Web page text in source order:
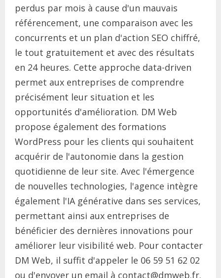
perdus par mois à cause d'un mauvais
référencement, une comparaison avec les
concurrents et un plan d'action SEO chiffré,
le tout gratuitement et avec des résultats
en 24 heures. Cette approche data-driven
permet aux entreprises de comprendre
précisément leur situation et les
opportunités d'amélioration. DM Web
propose également des formations
WordPress pour les clients qui souhaitent
acquérir de l'autonomie dans la gestion
quotidienne de leur site. Avec l'émergence
de nouvelles technologies, l'agence intègre
également l'IA générative dans ses services,
permettant ainsi aux entreprises de
bénéficier des dernières innovations pour
améliorer leur visibilité web. Pour contacter
DM Web, il suffit d'appeler le 06 59 51 62 02
ou d'envoyer un email à contact@dmweb.fr.